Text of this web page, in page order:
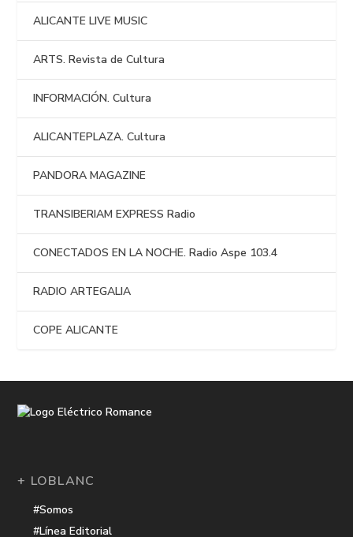
ALICANTE LIVE MUSIC
ARTS. Revista de Cultura
INFORMACIÓN. Cultura
ALICANTEPLAZA. Cultura
PANDORA MAGAZINE
TRANSIBERIAM EXPRESS Radio
CONECTADOS EN LA NOCHE. Radio Aspe 103.4
RADIO ARTEGALIA
COPE ALICANTE
+ LOBLANC
#Somos
#Línea Editorial